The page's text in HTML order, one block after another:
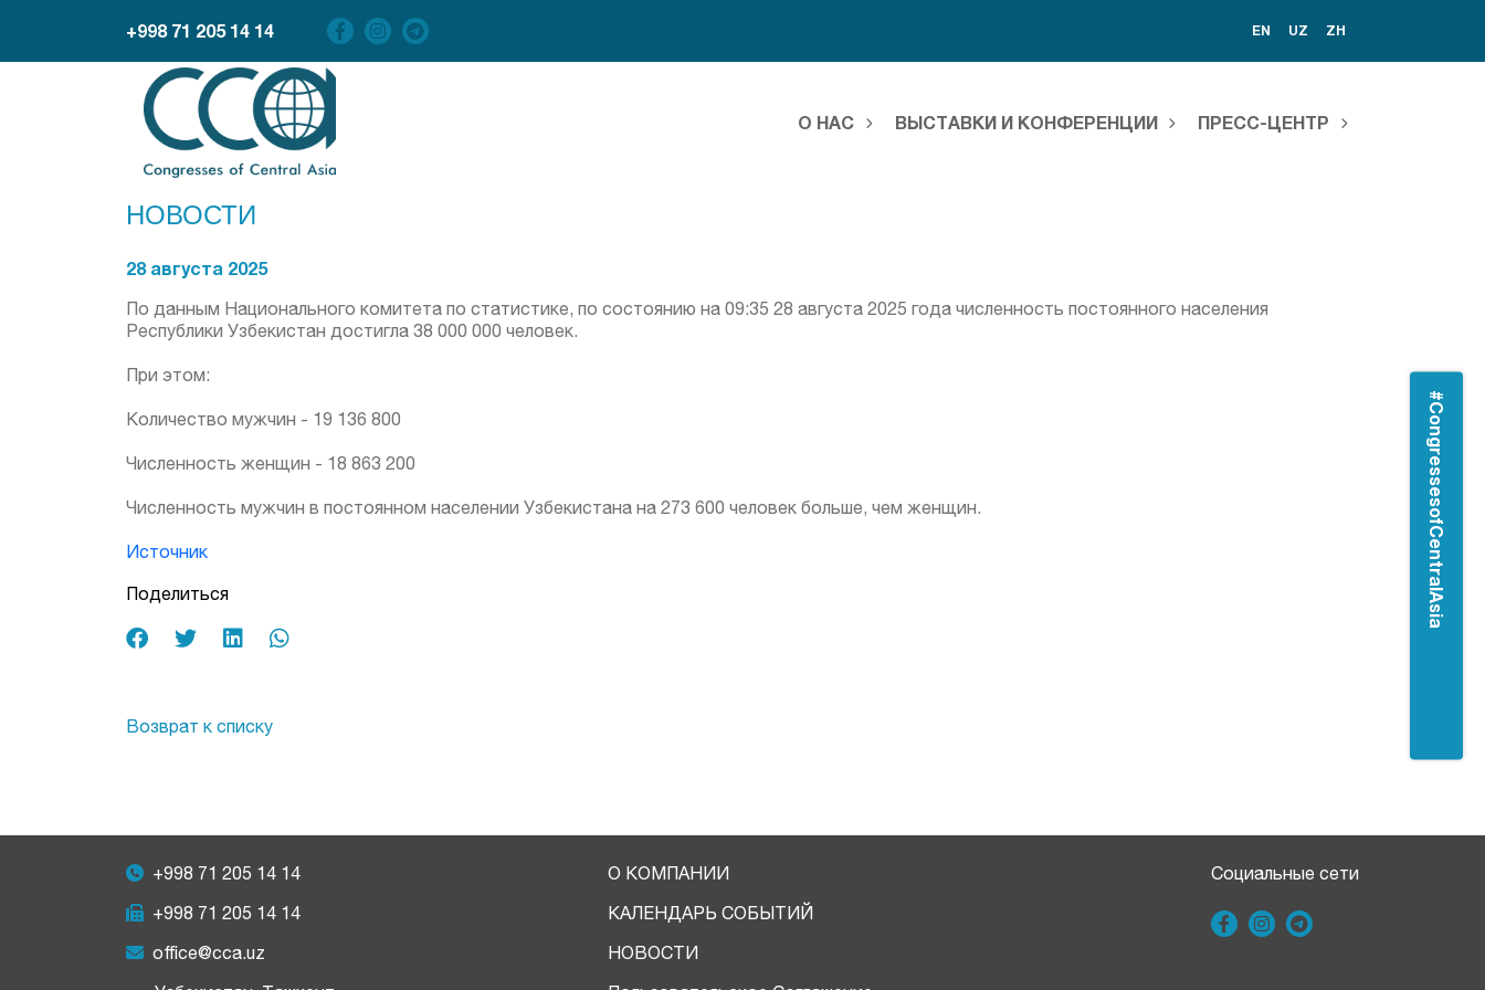
+998 71 205 14 14 EN UZ ZH
О НАС ВЫСТАВКИ И КОНФЕРЕНЦИИ ПРЕСС-ЦЕНТР
НОВОСТИ
28 августа 2025
По данным Национального комитета по статистике, по состоянию на 09:35 28 августа 2025 года численность постоянного населения
Республики Узбекистан достигла 38 000 000 человек.
При этом:
Количество мужчин - 19 136 800
Численность женщин - 18 863 200
Численность мужчин в постоянном населении Узбекистана на 273 600 человек больше, чем женщин.
Источник
Поделиться
Возврат к списку
+998 71 205 14 14
+998 71 205 14 14
office@cca.uz
О КОМПАНИИ
КАЛЕНДАРЬ СОБЫТИЙ
НОВОСТИ
Социальные сети
#CongressesofCentralAsia